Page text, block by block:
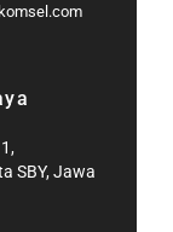
SBY, Jawa